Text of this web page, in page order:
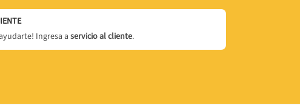
Ingresa aservicio al cliente.